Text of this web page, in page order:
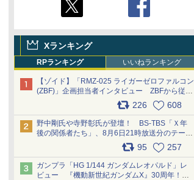
Xランキング
RPランキング いいねランキング
【ゾイド】「RMZ-025 ライガーゼロファルコン
(ZBF)」企画担当者インタビュー ZBFから従来
デザインまで再現可能なボリューム満点のキッ
ト pic.x.com/6zOqQAQKkX
226 608
野中剛氏や寺野彰氏が登壇！ BS-TBS「Ｘ年
後の関係者たち」、8月6日21時放送分のテーマ
は「超合金」！ pic.x.com/uWyt1uyuFm
95 257
ガンプラ「HG 1/144 ガンダムレオパルド」レ
ビュー 『機動新世紀ガンダムX』30周年！イ